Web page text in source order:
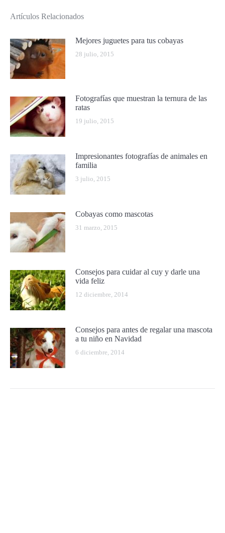
Artículos Relacionados
Mejores juguetes para tus cobayas
28 julio, 2015
Fotografías que muestran la ternura de las
ratas
19 julio, 2015
Impresionantes fotografías de animales en
familia
3 julio, 2015
Cobayas como mascotas
31 marzo, 2015
Consejos para cuidar al cuy y darle una
vida feliz
12 diciembre, 2014
Consejos para antes de regalar una mascota
a tu niño en Navidad
6 diciembre, 2014